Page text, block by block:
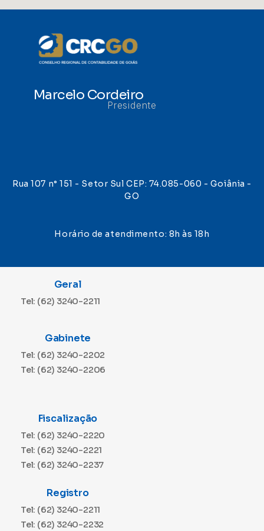
Marcelo Cordeiro
Presidente
Rua 107 n° 151 - Setor Sul CEP: 74.085-060 - Goiânia -
GO
Horário de atendimento: 8h às 18h
Geral
Tel: (62) 3240-2211
Gabinete
Tel: (62) 3240-2202
Tel: (62) 3240-2206
Fiscalização
Tel: (62) 3240-2220
Tel: (62) 3240-2221
Tel: (62) 3240-2237
Registro
Tel: (62) 3240-2211
Tel: (62) 3240-2232